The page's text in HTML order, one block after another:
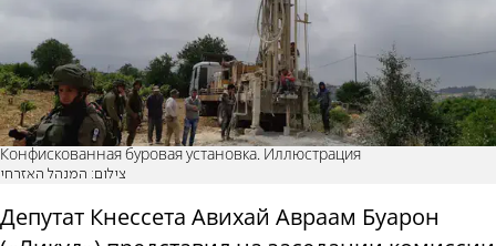
Конфискованная буровая установка. Иллюстрация
צילום: המנהל האזרחי
Депутат Кнессета Авихай Авраам Буарон